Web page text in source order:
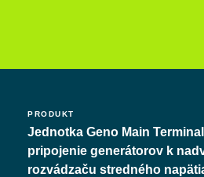
PRODUKT
Jednotka Geno Main
pripojenie generátorov k
rozvádzaču stredného